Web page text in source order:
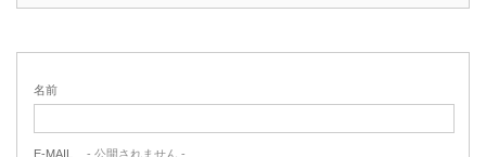
名前
E-MAIL - 公開されません -